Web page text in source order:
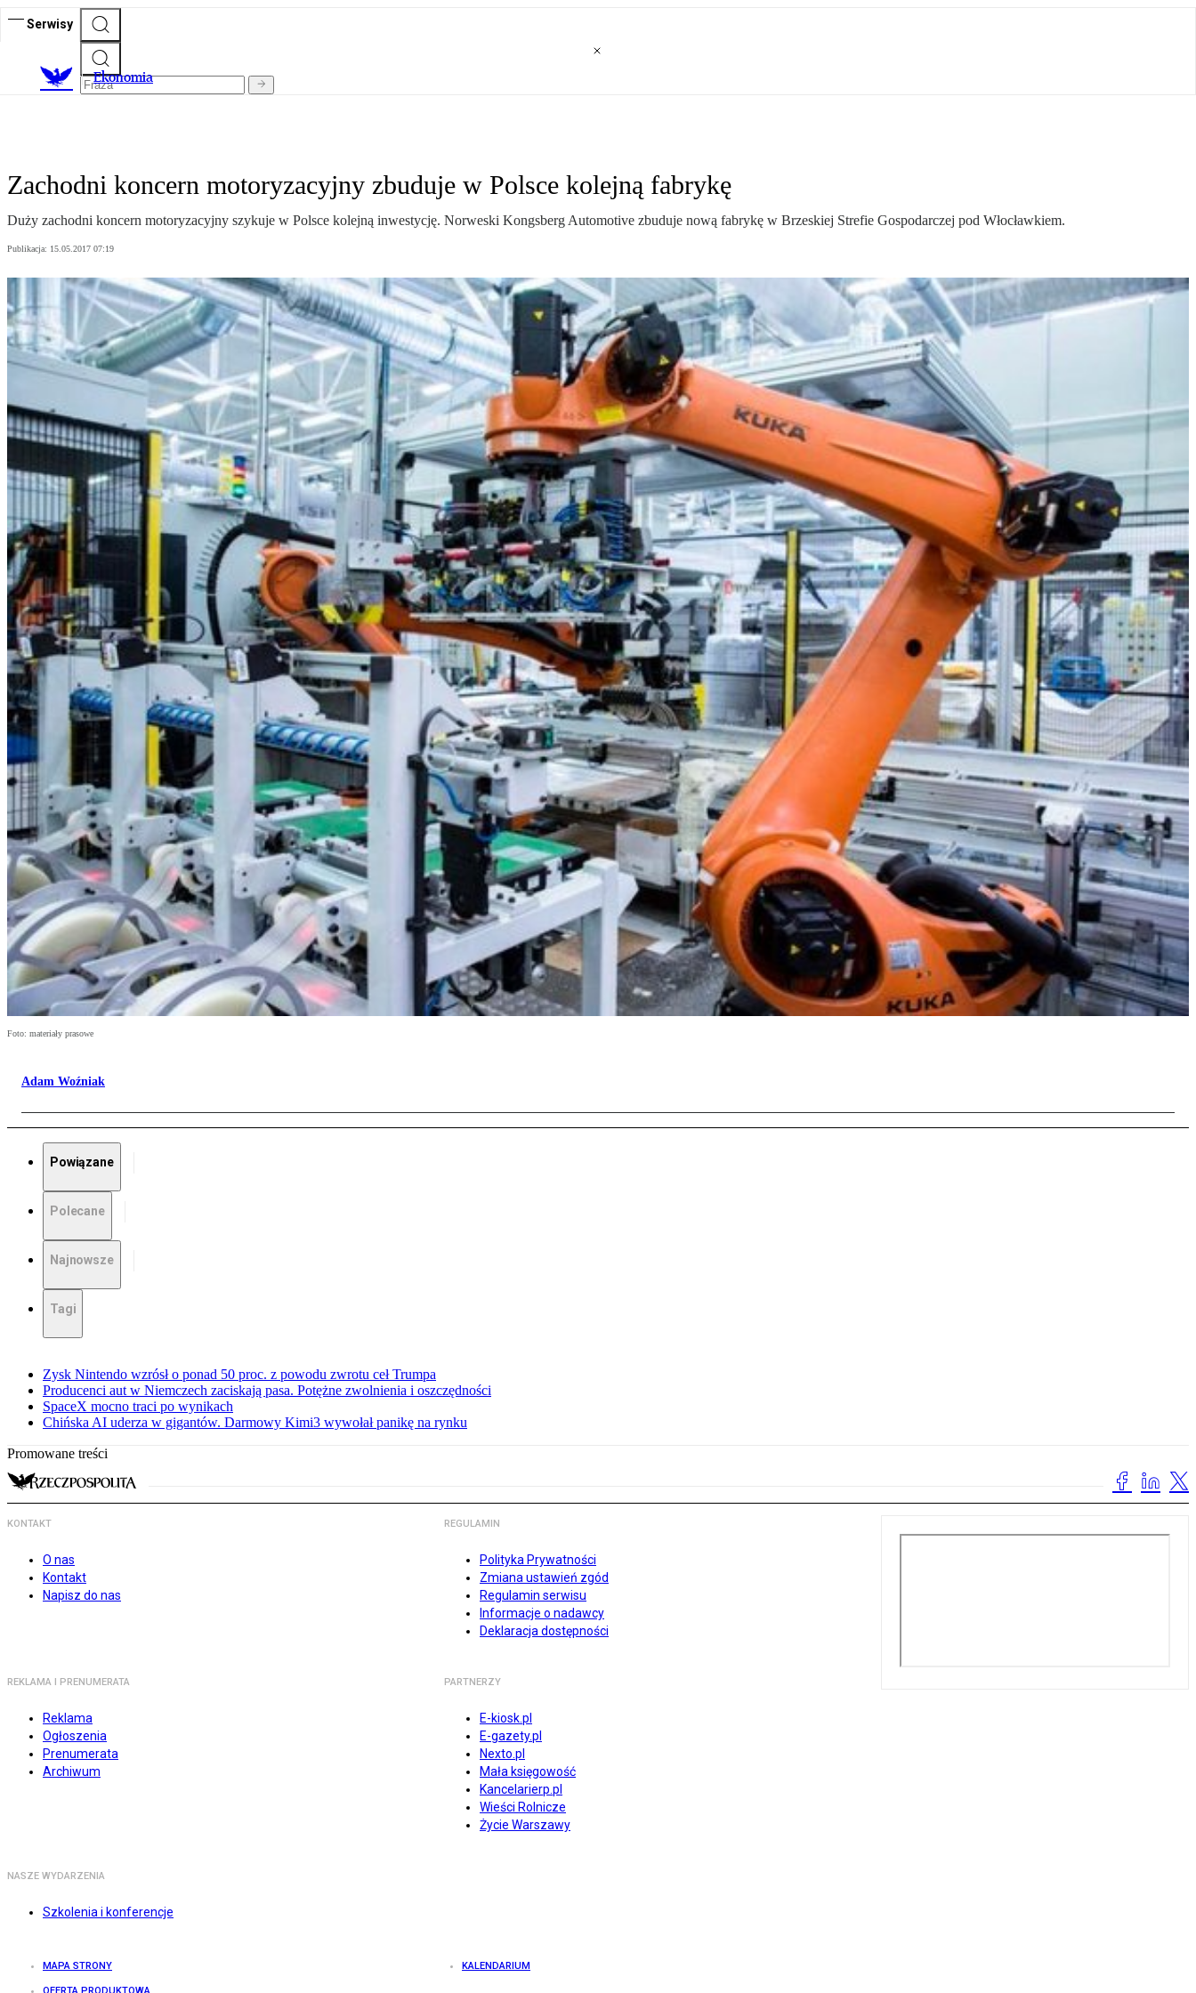
Serwisy
Ekonomia
Zachodni koncern motoryzacyjny zbuduje w Polsce kolejną fabrykę
Duży zachodni koncern motoryzacyjny szykuje w Polsce kolejną inwestycję. Norweski Kongsberg Automotive zbuduje nową fabrykę w Brzeskiej Strefie Gospodarczej pod Włocławkiem.
Publikacja: 15.05.2017 07:19
Foto: materiały prasowe
Adam Woźniak
Powiązane
Polecane
Najnowsze
Tagi
Zysk Nintendo wzrósł o ponad 50 proc. z powodu zwrotu ceł Trumpa
Producenci aut w Niemczech zaciskają pasa. Potężne zwolnienia i oszczędności
SpaceX mocno traci po wynikach
Chińska AI uderza w gigantów. Darmowy Kimi3 wywołał panikę na rynku
Promowane treści
KONTAKT
O nas
Kontakt
Napisz do nas
REGULAMIN
Polityka Prywatności
Zmiana ustawień zgód
Regulamin serwisu
Informacje o nadawcy
Deklaracja dostępności
REKLAMA I PRENUMERATA
Reklama
Ogłoszenia
Prenumerata
Archiwum
PARTNERZY
E-kiosk.pl
E-gazety.pl
Nexto.pl
Mała księgowość
Kancelarierp.pl
Wieści Rolnicze
Życie Warszawy
NASZE WYDARZENIA
Szkolenia i konferencje
MAPA STRONY KALENDARIUM